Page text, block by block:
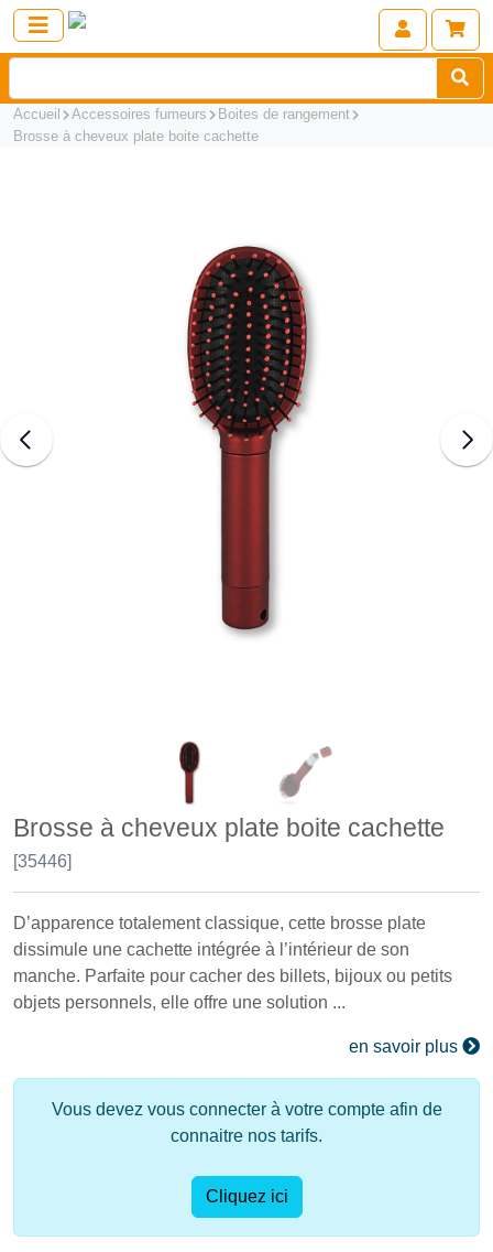
Accueil Accessoires fumeurs
Boites de rangement
Brosse à cheveux plate boite cachette
Brosse à cheveux plate boite cachette
[35446]
D’apparence totalement classique, cette brosse plate
dissimule une cachette intégrée à l’intérieur de son
manche. Parfaite pour cacher des billets, bijoux ou petits
objets personnels, elle offre une solution ...
en savoir plus
Vous devez vous connecter à votre compte afin de
connaitre nos tarifs.
Cliquez ici